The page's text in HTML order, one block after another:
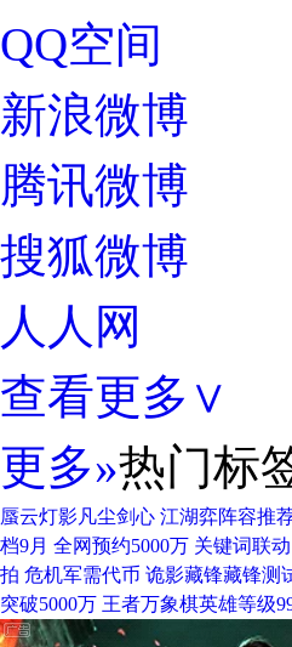
QQ空间
新浪微博
腾讯微博
搜狐微博
人人网
查看更多 ∨
更多»热门标
蜃云灯影凡尘剑心 江湖弈阵容推
档9月 全网预约5000万 关键词联动
拍 危机军需代币 诡影藏锋藏锋测
突破5000万 王者万象棋英雄等级